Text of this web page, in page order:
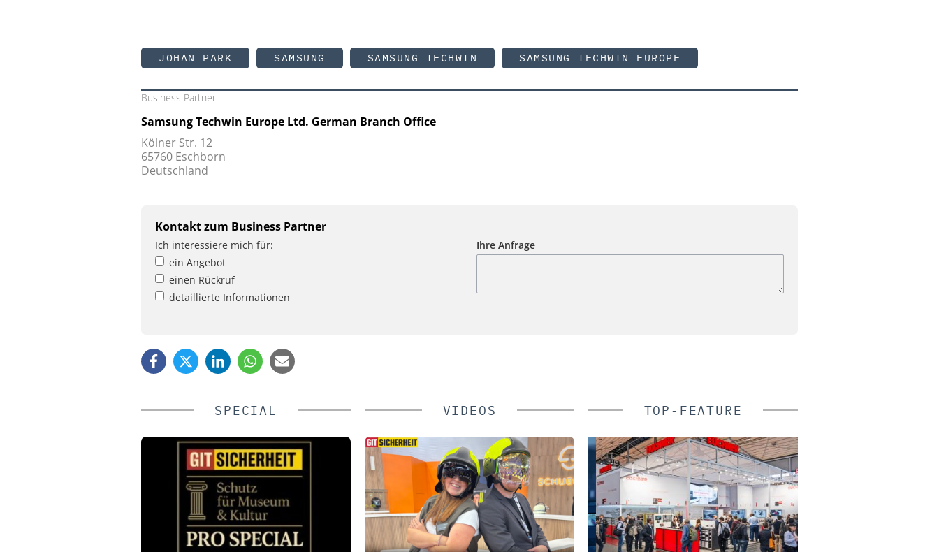
JOHAN PARK SAMSUNG SAMSUNG TECHWIN SAMSUNG TECHWIN EUROPE
Business Partner
Samsung Techwin Europe Ltd. German Branch Office
Kölner Str. 12
65760 Eschborn
Deutschland
Kontakt zum Business Partner
Ich interessiere mich für:
ein Angebot
einen Rückruf
detaillierte Informationen
Ihre Anfrage
SPECIAL VIDEOS TOP-FEATURE